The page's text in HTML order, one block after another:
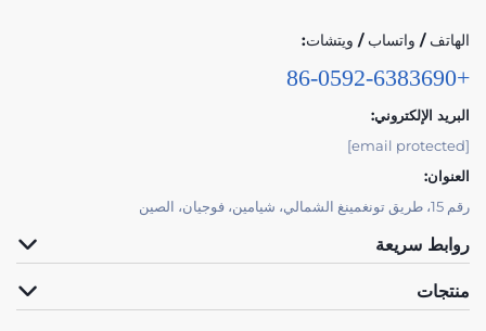
الهاتف / واتساب / ويتشات:
+86-0592-6383690
البريد الإلكتروني:
[email protected]
العنوان:
رقم 15، طريق تونغمينغ الشمالي، شيامين، فوجيان، الصين
روابط سريعة
منتجات